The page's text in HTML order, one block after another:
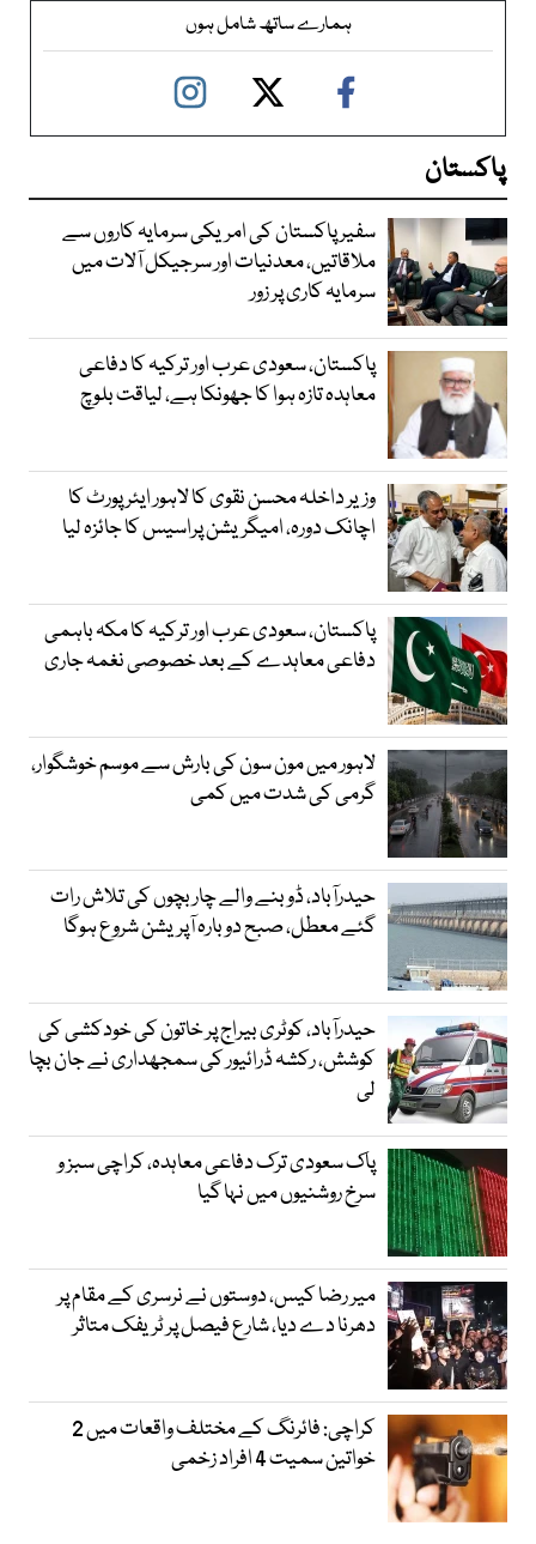
ہمارے ساتھ شامل ہوں
پاکستان
سفیر پاکستان کی امریکی سرمایہ کاروں سے
ملاقاتیں، معدنیات اور سرجیکل آلات میں
سرمایہ کاری پر زور
پاکستان، سعودی عرب اور ترکیہ کا دفاعی
معاہدہ تازہ ہوا کا جھونکا ہے، لیاقت بلوچ
وزیر داخلہ محسن نقوی کا لاہور ایئر پورٹ کا
اچانک دورہ، امیگریشن پراسیس کا جائزہ لیا
پاکستان، سعودی عرب اور ترکیہ کا مکہ باہمی
دفاعی معاہدے کے بعد خصوصی نغمہ جاری
لاہور میں مون سون کی بارش سے موسم خوشگوار،
گرمی کی شدت میں کمی
حیدرآباد، ڈوبنے والے چار بچوں کی تلاش رات
گئے معطل، صبح دوبارہ آپریشن شروع ہوگا
حیدرآباد، کوٹری بیراج پر خاتون کی خودکشی کی
کوشش، رکشہ ڈرائیور کی سمجھداری نے جان بچا
لی
پاک سعودی ترک دفاعی معاہدہ، کراچی سبز و
سرخ روشنیوں میں نہا گیا
میر رضا کیس، دوستوں نے نرسری کے مقام پر
دھرنا دے دیا، شارع فیصل پر ٹریفک متاثر
کراچی: فائرنگ کے مختلف واقعات میں 2
خواتین سمیت 4 افراد زخمی